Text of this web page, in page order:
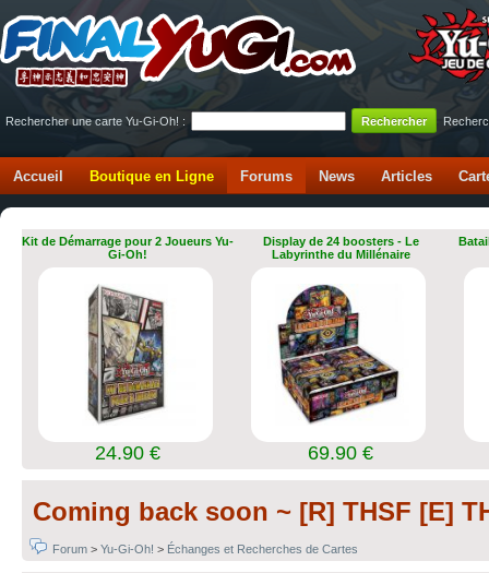
Rechercher une carte Yu-Gi-Oh! :
Accueil Boutique en Ligne Forums News Articles
Kit de Démarrage pour 2 Joueurs Yu-
Gi-Oh!
24.90 €
Display de 24 boosters - Le
Labyrinthe du Millénaire
69.90 €
Coming back soon ~ [R] THSF [E]
Forum > Yu-Gi-Oh! > Échanges et Recherches de Cartes